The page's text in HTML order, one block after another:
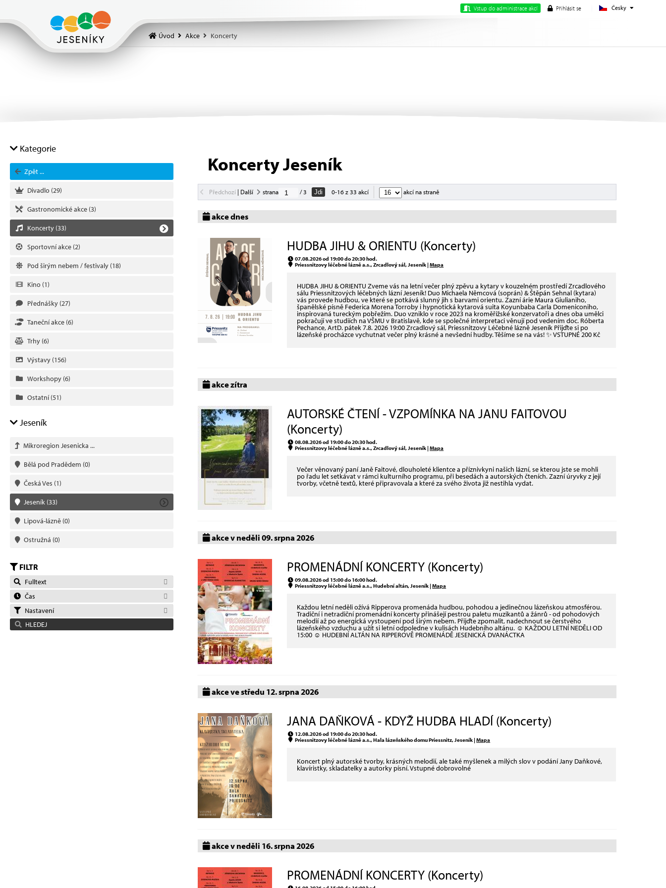
Česky
Vstup do administrace akcí Přihlásit se
Úvod Akce Koncerty
Kategorie
Zpět ...
Divadlo (29)
Gastronomické akce (3)
Koncerty (33)
Sportovní akce (2)
Pod širým nebem / festivaly (18)
Kino (1)
Přednášky (27)
Taneční akce (6)
Trhy (6)
Výstavy (156)
Workshopy (6)
Ostatní(51)
Jeseník
Mikroregion Jesenicka ...
Bělá pod Pradědem (0)
Česká Ves (1)
Jeseník (33)
Lipová-lázně (0)
Ostružná (0)
FILTR
Fulltext
Čas
Nastavení
HLEDEJ
Koncerty Jeseník
Předchozí | Další strana / 3 Jdi 0-16 z 33 akcí akcí na straně
akce dnes
HUDBA JIHU & ORIENTU (Koncerty)
07.08.2026 od 19:00 do 20:30 hod.
Priessnitzovy léčebné lázně a.s., Zrcadlový sál, Jeseník |Mapa
HUDBA JIHU & ORIENTU Zveme vás na letní večer plný zpěvu a kytary v kouzelném prostředí Zrcadlového
sálu Priessnitzových léčebných lázní Jeseník! Duo Michaela Němcová (soprán) & Štěpán Sehnal (kytara)
vás provede hudbou, ve které se potkává slunný jih s barvami orientu. Zazní árie Maura Giulianiho,
španělské písně Federica Morena Torroby i hypnotická kytarová suita Koyunbaba Carla Domeniconiho,
inspirovaná tureckým pobřežím. Duo vzniklo v roce 2023 na kroměřížské konzervatoři a dnes oba umělci
pokračují ve studiích na VŠMU v Bratislavě, kde se společné interpretaci věnují pod vedením doc. Róberta
Pechance, ArtD. pátek 7.8. 2026 19:00 Zrcadlový sál, Priessnitzovy Léčebné lázně Jeseník Přijďte si po
lázeňské procházce vychutnat večer plný krásné a nevšední hudby. Těšíme se na vás! ✨ VSTUPNÉ 200 Kč
akce zítra
AUTORSKÉ ČTENÍ - VZPOMÍNKA NA JANU FAITOVOU
(Koncerty)
08.08.2026 od 19:00 do 20:30 hod.
Priessnitzovy léčebné lázně a.s., Zrcadlový sál, Jeseník |Mapa
Večer věnovaný paní Janě Faitové, dlouholeté klientce a příznivkyni našich lázní, se kterou jste se mohli
po řadu let setkávat v rámci kulturního programu, při besedách a autorských čteních. Zazní úryvky z její
tvorby, včetně textů, které připravovala a které za svého života již nestihla vydat.
akce v neděli 09. srpna 2026
PROMENÁDNÍ KONCERTY (Koncerty)
09.08.2026 od 15:00 do 16:00 hod.
Priessnitzovy léčebné lázně a.s., Hudební altán, Jeseník |Mapa
Každou letní neděli ožívá Ripperova promenáda hudbou, pohodou a jedinečnou lázeňskou atmosférou.
Tradiční i netradiční promenádní koncerty přinášejí pestrou paletu muzikantů a žánrů - od pohodových
melodií až po energická vystoupení pod širým nebem. Přijďte zpomalit, nadechnout se čerstvého
lázeňského vzduchu a užít si letní odpoledne v kulisách Hudebního altánu. ☺ KAŽDOU LETNÍ NEDĚLI OD
15:00 ☺ HUDEBNÍ ALTÁN NA RIPPEROVĚ PROMENÁDĚ JESENICKÁ DVANÁCTKA
akce ve středu 12. srpna 2026
JANA DAŇKOVÁ - KDYŽ HUDBA HLADÍ (Koncerty)
12.08.2026 od 19:00 do 20:30 hod.
Priessnitzovy léčebné lázně a.s., Hala lázeňského domu Priessnitz, Jeseník |Mapa
Koncert plný autorské tvorby, krásných melodií, ale také myšlenek a milých slov v podání Jany Daňkové,
klavíristky, skladatelky a autorky písní. Vstupné dobrovolné
akce v neděli 16. srpna 2026
PROMENÁDNÍ KONCERTY (Koncerty)